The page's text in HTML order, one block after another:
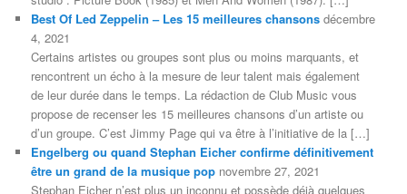
Best Of Led Zeppelin – Les 15 meilleures chansons décembre
4, 2021
Certains artistes ou groupes sont plus ou moins marquants, et
rencontrent un écho à la mesure de leur talent mais également
de leur durée dans le temps. La rédaction de Club Music vous
propose de recenser les 15 meilleures chansons d’un artiste ou
d’un groupe. C’est Jimmy Page qui va être à l’initiative de la […]
Engelberg ou quand Stephan Eicher confirme définitivement
être un grand de la musique pop novembre 27, 2021
Stephan Eicher n’est plus un inconnu et possède déjà quelques